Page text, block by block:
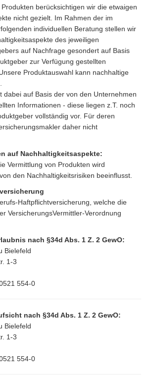
berücksichtigen wir die etwaigen
nicht gezielt. Im Rahmen der im
individuellen Beratung stellen wir
des jeweiligen
auf Nachfrage gesondert auf Basis
zur Verfügung gestellten
Produktauswahl kann nachhaltige
dabei auf Basis der von den Unternehmen
Informationen - diese liegen z.T. noch
vollständig vor. Für deren
daher nicht
auf Nachhaltigkeitsaspekte:
Vermittlung von Produkten wird
den Nachhaltigkeitsrisiken beeinflusst.
Haftpflichtversicherung, welche die
VersicherungsVermittler-Verordnung
nach §34d Abs. 1 Z. 2 GewO:
Bielefeld
1-3
554-0
nach §34d Abs. 1 Z. 2 GewO:
Bielefeld
1-3
554-0